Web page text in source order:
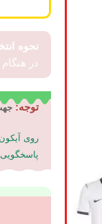
نحوه
در
توجه:
روی
پاسخگویی 24/7